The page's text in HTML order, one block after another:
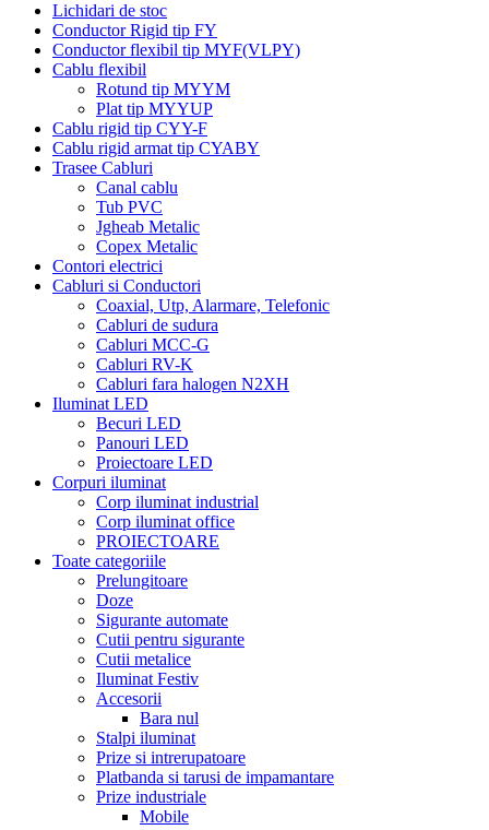
Lichidari de stoc
Conductor Rigid tip FY
Conductor flexibil tip MYF(VLPY)
Cablu flexibil
Rotund tip MYYM
Plat tip MYYUP
Cablu rigid tip CYY-F
Cablu rigid armat tip CYABY
Trasee Cabluri
Canal cablu
Tub PVC
Jgheab Metalic
Copex Metalic
Contori electrici
Cabluri si Conductori
Coaxial, Utp, Alarmare, Telefonic
Cabluri de sudura
Cabluri MCC-G
Cabluri RV-K
Cabluri fara halogen N2XH
Iluminat LED
Becuri LED
Panouri LED
Proiectoare LED
Corpuri iluminat
Corp iluminat industrial
Corp iluminat office
PROIECTOARE
Toate categoriile
Prelungitoare
Doze
Sigurante automate
Cutii pentru sigurante
Cutii metalice
Iluminat Festiv
Accesorii
Bara nul
Stalpi iluminat
Prize si intrerupatoare
Platbanda si tarusi de impamantare
Prize industriale
Mobile